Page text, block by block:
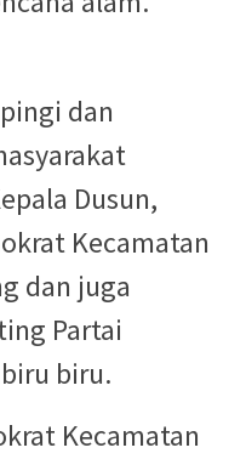
dan
Dusun,
Kecamatan
dan juga
Partai
biru.
Kecamatan